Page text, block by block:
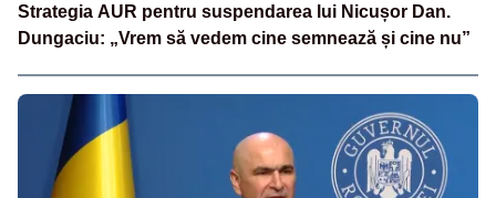
Strategia AUR pentru suspendarea lui Nicușor Dan.
Dungaciu: „Vrem să vedem cine semnează și cine nu”